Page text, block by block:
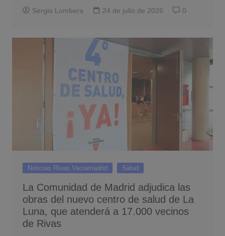
Sergio Lombera 24 de julio de 2026 0
Noticias Rivas Vaciamadrid Salud
La Comunidad de Madrid adjudica las
obras del nuevo centro de salud de La
Luna, que atenderá a 17.000 vecinos
de Rivas